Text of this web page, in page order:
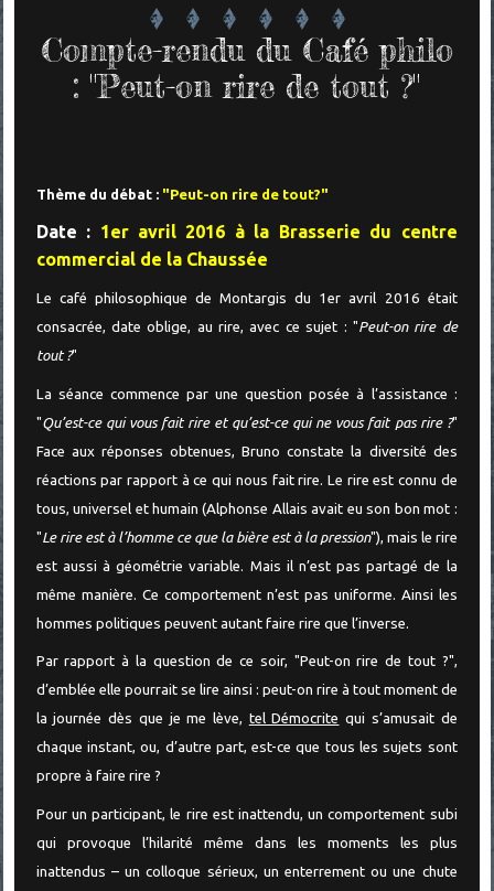
Compte-rendu du Café philo
: "Peut-on rire de tout ?"
Thème du débat : "Peut-on rire de tout?"
Date : 1er avril 2016 à la Brasserie du centre
commercial de la Chaussée
Le café philosophique de Montargis du 1er avril 2016 était
consacrée, date oblige, au rire, avec ce sujet : "Peut-on rire de
tout?"
La séance commence par une question posée à l’assistance :
"Qu’est-ce qui vous fait rire et qu’est-ce qui ne vous fait pas rire ?"
Face aux réponses obtenues, Bruno constate la diversité des
réactions par rapport à ce qui nous fait rire. Le rire est connu de
tous, universel et humain (Alphonse Allais avait eu son bon mot :
"Le rire est à l’homme ce que la bière est à la pression"), mais le rire
est aussi à géométrie variable. Mais il n’est pas partagé de la
même manière. Ce comportement n’est pas uniforme. Ainsi les
hommes politiques peuvent autant faire rire que l’inverse.
Par rapport à la question de ce soir, "Peut-on rire de tout ?",
d’emblée elle pourrait se lire ainsi : peut-on rire à tout moment de
la journée dès que je me lève, tel Démocrite qui s’amusait de
chaque instant, ou, d’autre part, est-ce que tous les sujets sont
propre à faire rire ?
Pour un participant, le rire est inattendu, un comportement subi
qui provoque l’hilarité même dans les moments les plus
inattendus – un colloque sérieux, un enterrement ou une chute